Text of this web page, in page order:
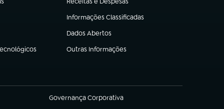
(abre em nova aba)
Informações Classificadas
(abre em nova aba)
Dados Abertos
(abre em nova aba)
Outras Informações
(abre em nova aba)
Governança Corporativa
(abre em nova aba)